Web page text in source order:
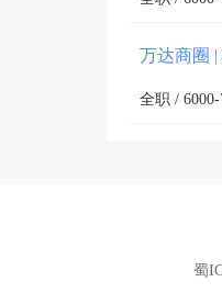
万达商圈
全职 /
蜀